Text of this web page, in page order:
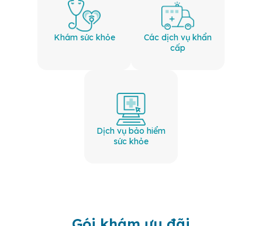
Khám sức khỏe
Các dịch vụ khẩn
cấp
Dịch vụ bảo hiểm
sức khỏe